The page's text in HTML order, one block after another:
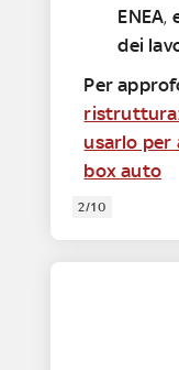
ENEA,
dei
Per
usarlo per
box auto
2/10